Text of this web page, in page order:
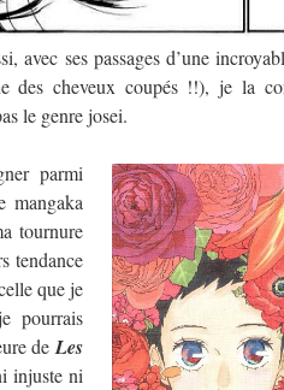
avec ses passages d’une
des cheveux coupés !!), je la
le genre josei.
parmi
mangaka
tournure
tendance
que je
pourrais
deLes
injuste ni